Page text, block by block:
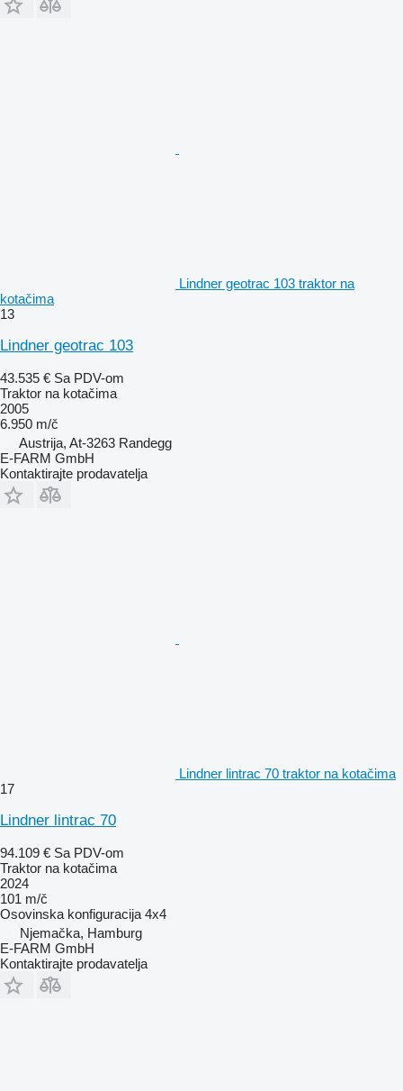
Lindner geotrac 103 traktor na
kotačima
13
Lindner geotrac 103
43.535 € Sa PDV-om
Traktor na kotačima
2005
6.950 m/č
Austrija, At-3263 Randegg
E-FARM GmbH
Kontaktirajte prodavatelja
Lindner lintrac 70 traktor na kotačima
17
Lindner lintrac 70
94.109 € Sa PDV-om
Traktor na kotačima
2024
101 m/č
Osovinska konfiguracija 4x4
Njemačka, Hamburg
E-FARM GmbH
Kontaktirajte prodavatelja